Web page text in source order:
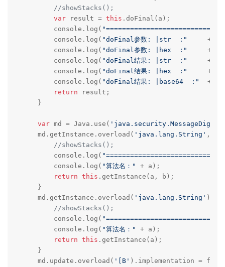
//showStacks();
var result = this .doFinal(a);
        console.log(
        console.log(
"doFinal参数: |str  :"
+
        console.log(
"doFinal参数: |hex  :"
+
        console.log(
"doFinal结果: |str  :"
+
        console.log(
"doFinal结果: |hex  :"
+
        console.log(
"doFinal结果: |base64  :"
+
return result;
    }
var md = Java.use(
    md.getInstance.overload(
'java.lang.String' ,
//showStacks();
        console.log(
        console.log(
"算法名："
+ a);
return this .getInstance(a, b);
    }
    md.getInstance.overload(
'java.lang.String'
//showStacks();
        console.log(
        console.log(
"算法名："
+ a);
return this .getInstance(a);
    }
    md.update.overload(
'[B' ).implementation =